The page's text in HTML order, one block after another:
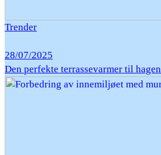
Trender
28/07/2025
Den perfekte terrassevarmer til hagen